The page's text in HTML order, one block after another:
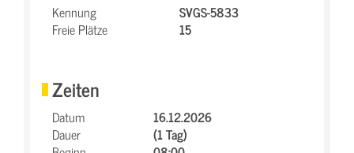
Kennung
SVGS-5833
Freie Plätze
15
Zeiten
Datum
16.12.2026
Dauer
(1 Tag)